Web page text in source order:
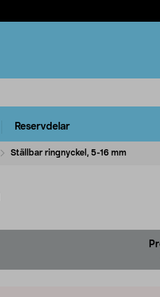
Reservdelar
Ställbar ringnyckel, 5-16 mm